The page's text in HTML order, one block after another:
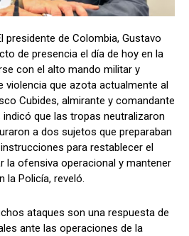
presidente de Colombia, Gustavo
de presencia el día de hoy en la
con el alto mando militar y
violencia que azota actualmente al
Cubides, almirante y comandante
que las tropas neutralizaron
a dos sujetos que preparaban
para restablecer el
la ofensiva operacional y mantener
la Policía, reveló.
ataques son una respuesta de
ante las operaciones de la